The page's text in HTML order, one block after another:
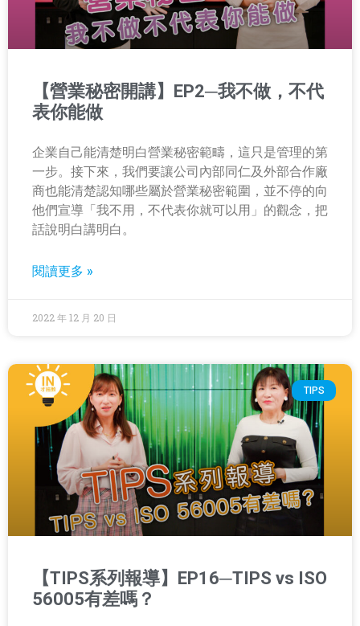
【營業秘密開講】EP2─我不做，不代
表你能做
企業自己能清楚明白營業秘密範疇，這只是管理的第
一步。接下來，我們要讓公司內部同仁及外部合作廠
商也能清楚認知哪些屬於營業秘密範圍，並不停的向
他們宣導「我不用，不代表你就可以用」的觀念，把
話說明白講明白。
閱讀更多 »
2022 年 12 月 20 日
TIPS
【TIPS系列報導】EP16─TIPS vs ISO
56005有差嗎？